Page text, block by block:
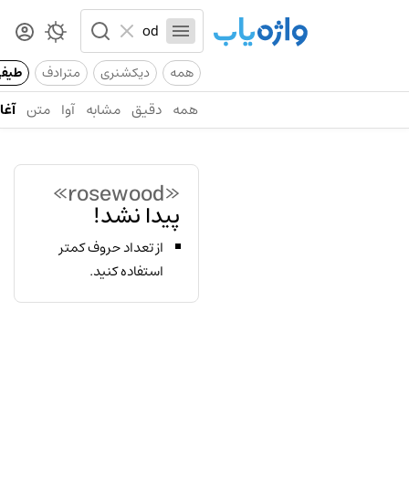
همه دیکشنری مترادف
همه دقیق مشابه آوا متن
«rosewood»
پیدا نشد!
از تعداد حروف کمتر
استفاده کنید.